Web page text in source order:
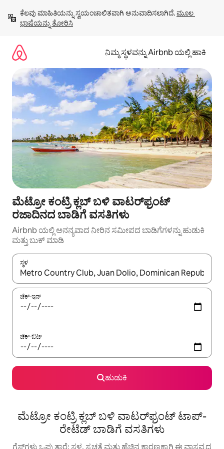
ಹೋಗಿ
ಕೆಲವು ಮಾಹಿತಿಯನ್ನು ಸ್ವಯಂಚಾಲಿತವಾಗಿ ಅನುವಾದಿಸಲಾಗಿದೆ. ಮೂಲ
ಭಾಷೆಯನ್ನು ತೋರಿಸಿ
ನಿಮ್ಮ ಸ್ಥಳವನ್ನು Airbnb ಯಲ್ಲಿ ಹಾಕಿ
ಮೆಟ್ರೋ ಕಂಟ್ರಿ ಕ್ಲಬ್ ಬಳಿ ವಾಟರ್‌ಫ್ರಂಟ್
ರಜಾದಿನದ ಬಾಡಿಗೆ ವಸತಿಗಳು
Airbnb ಯಲ್ಲಿ ಅನನ್ಯವಾದ ನೀರಿನ ಸಮೀಪದ ಬಾಡಿಗೆಗಳನ್ನು ಹುಡುಕಿ
ಮತ್ತು ಬುಕ್ ಮಾಡಿ
ಸ್ಥಳ
ಫಲಿತಾಂಶಗಳು ಲಭ್ಯವಿರುವಾಗ, ಅಪ್ ಮತ್ತು ಡೌನ್ ಬಾಣದ ಕೀಲಿಗಳೊಂದಿಗೆ
ಚೆಕ್-ಇನ್
ಚೆಕ್-ಔಟ್
ಹುಡುಕಿ
ಮೆಟ್ರೋ ಕಂಟ್ರಿ ಕ್ಲಬ್ ಬಳಿ ವಾಟರ್‌ಫ್ರಂಟ್ ಟಾಪ್-
ರೇಟೆಡ್ ಬಾಡಿಗೆ ವಸತಿಗಳು
ಗೆಸ್ಟ್‌ಗಳು ಒಪ್ಪುತ್ತಾರೆ: ಸ್ಥಳ, ಸ್ವಚ್ಛತೆ ಮತ್ತು ಹೆಚ್ಚಿನ ಕಾರಣಕ್ಕಾಗಿ ಈ ವಾಸ್ತವ್ಯದ